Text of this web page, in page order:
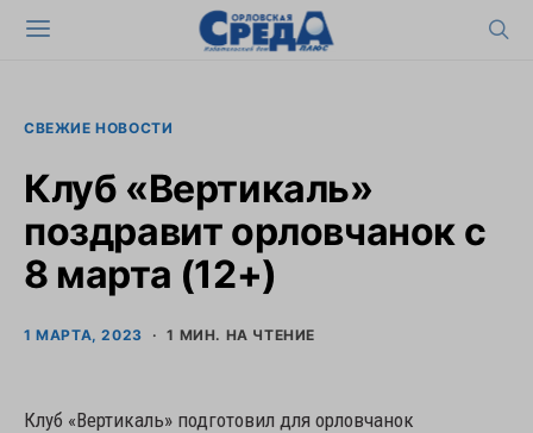
СВЕЖИЕ НОВОСТИ
Клуб «Вертикаль»
поздравит орловчанок с
8 марта (12+)
1 МАРТА, 2023 1 МИН. НА ЧТЕНИЕ
Клуб «Вертикаль» подготовил для орловчанок